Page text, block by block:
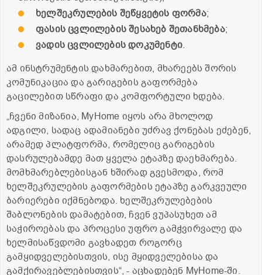
ხელშეკრულების შეწყვეტის ფორმა;
ფასის ცვლილების შესახებ შეთანხმება;
ვადის ცვლილების დოკუმენტი.
ამ ინსტრუმენტის დახმარებით, მხარეებს შორის
კომუნიკაცია და გარიგების გაფორმება
გაცილებით სწრაფი და კომფორტული ხდება.
„ჩვენი მიზანია, MyHome იყოს არა მხოლოდ
ადგილი, სადაც ადამიანები უძრავ ქონებას ეძებენ,
არამედ პლატფორმა, რომელიც გარიგების
დასრულებამდე მათ ყველა ეტაპზე დაეხმარება.
მომხმარებლებისგან ხშირად გვესმოდა, რომ
ხელშეკრულების გაფორმების ეტაპზე გარკვეული
ბარიერები იქმნებოდა. ხელშეკრულებების
შაბლონების დამატებით, ჩვენ ვუპასუხეთ ამ
საჭიროებას და პროცესი უფრო გამჭვირვალე და
ხელმისაწვდომი გავხადეთ როგორც
გამყიდველებისთვის, ისე მყიდველებისა და
გამქირავებლებისთვის“, - აცხადებენ MyHome-ში.